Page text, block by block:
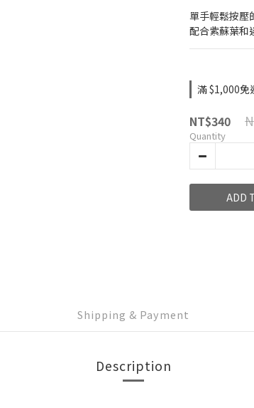
單手輕鬆按壓
配合紫蘇葉和
滿 $1,000
NT$340
Quantity
ADD
Shipping & Payment
Description